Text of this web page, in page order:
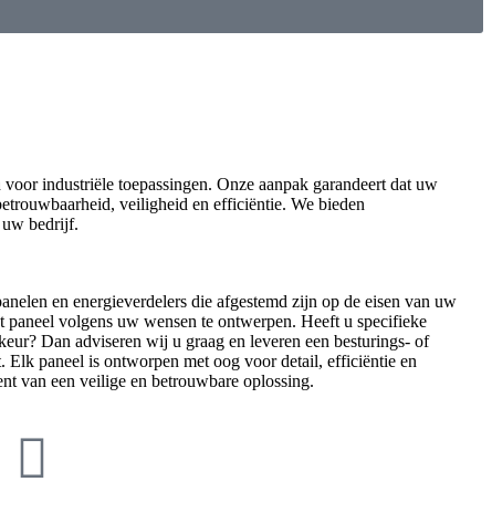
industriële toepassingen. Onze aanpak garandeert dat uw
veiligheid en efficiëntie. We bieden
uw bedrijf.
en energieverdelers die afgestemd zijn op de eisen van uw
volgens uw wensen te ontwerpen. Heeft u specifieke
Dan adviseren wij u graag en leveren een besturings- of
paneel is ontworpen met oog voor detail, efficiëntie en
van een veilige en betrouwbare oplossing.